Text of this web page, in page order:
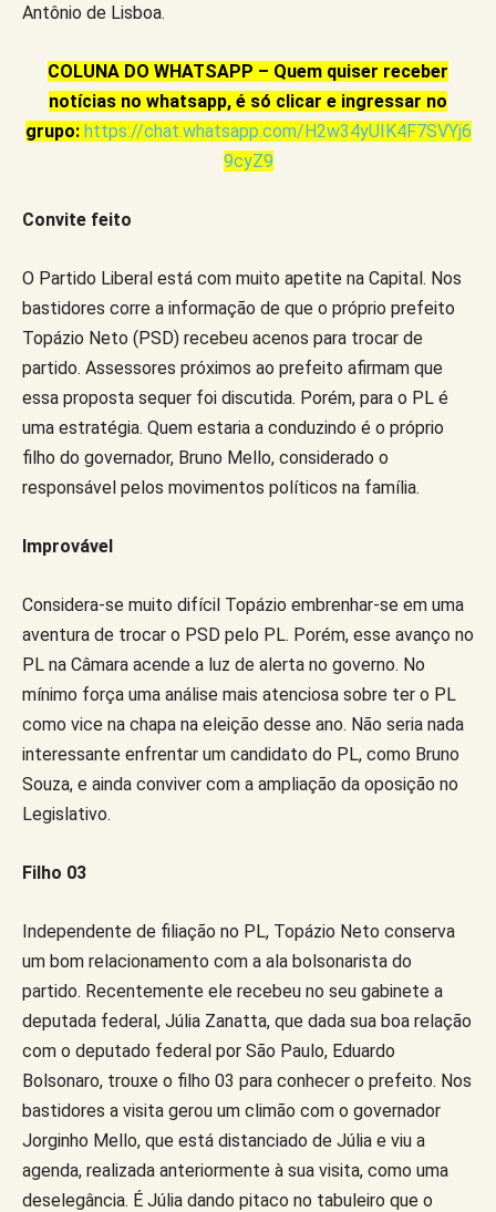
Antônio de Lisboa.
COLUNA DO WHATSAPP – Quem quiser receber
notícias no whatsapp, é só clicar e ingressar no
grupo: https://chat.whatsapp.com/H2w34yUIK4F7SVYj6
9cyZ9
Convite feito
O Partido Liberal está com muito apetite na Capital. Nos
bastidores corre a informação de que o próprio prefeito
Topázio Neto (PSD) recebeu acenos para trocar de
partido. Assessores próximos ao prefeito afirmam que
essa proposta sequer foi discutida. Porém, para o PL é
uma estratégia. Quem estaria a conduzindo é o próprio
filho do governador, Bruno Mello, considerado o
responsável pelos movimentos políticos na família.
Improvável
Considera-se muito difícil Topázio embrenhar-se em uma
aventura de trocar o PSD pelo PL. Porém, esse avanço no
PL na Câmara acende a luz de alerta no governo. No
mínimo força uma análise mais atenciosa sobre ter o PL
como vice na chapa na eleição desse ano. Não seria nada
interessante enfrentar um candidato do PL, como Bruno
Souza, e ainda conviver com a ampliação da oposição no
Legislativo.
Filho 03
Independente de filiação no PL, Topázio Neto conserva
um bom relacionamento com a ala bolsonarista do
partido. Recentemente ele recebeu no seu gabinete a
deputada federal, Júlia Zanatta, que dada sua boa relação
com o deputado federal por São Paulo, Eduardo
Bolsonaro, trouxe o filho 03 para conhecer o prefeito. Nos
bastidores a visita gerou um climão com o governador
Jorginho Mello, que está distanciado de Júlia e viu a
agenda, realizada anteriormente à sua visita, como uma
deselegância. É Júlia dando pitaco no tabuleiro que o